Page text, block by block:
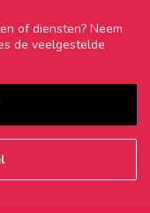
of diensten? Neem
de veelgestelde